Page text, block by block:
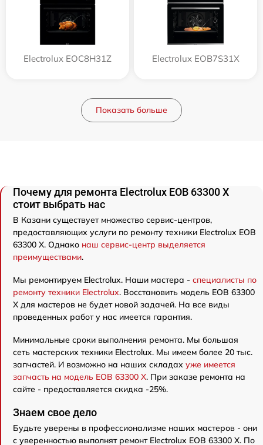
Electrolux EOC8H31Z Electrolux EOB7S31X
Показать больше
Почему для ремонта Electrolux EOB 63300 X
стоит выбрать нас
В Казани существует множество сервис-центров,
предоставляющих услуги по ремонту техники Electrolux EOB
63300 X. Однако наш сервис-центр выделяется
преимуществами.
Мы ремонтируем Electrolux. Наши мастера - специалисты по
ремонту техники Electrolux. Восстановить модель EOB 63300
X для мастеров не будет новой задачей. На все виды
проведенных работ у нас имеется гарантия.
Минимальные сроки выполнения ремонта. Мы большая
сеть мастерских техники Electrolux. Мы имеем более 20 тыс.
запчастей. И возможно на наших складах уже имеется
запчасть на модель EOB 63300 X. При заказе ремонта на
сайте - предоставляется скидка -25%.
Знаем свое дело
Будьте уверены в профессионализме наших мастеров - они
с уверенностью выполнят ремонт Electrolux EOB 63300 X. По